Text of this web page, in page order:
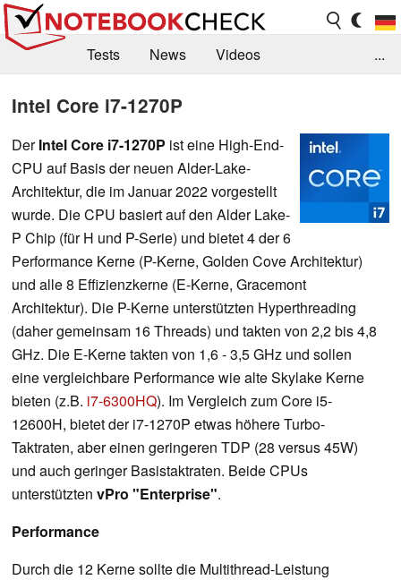
Tests News
Videos
Forum
...
Intel Core i7-1270P
DerIntel Core i7-1270P ist eine High-End-
CPU auf Basis der neuen Alder-Lake-
Architektur, die im Januar 2022 vorgestellt
wurde. Die CPU basiert auf den Alder Lake-
P Chip (für H und P-Serie) und bietet 4 der 6
Performance Kerne (P-Kerne, Golden Cove Architektur)
und alle 8 Effizienzkerne (E-Kerne, Gracemont
Architektur). Die P-Kerne unterstützten Hyperthreading
(daher gemeinsam 16 Threads) und takten von 2,2 bis 4,8
GHz. Die E-Kerne takten von 1,6 - 3,5 GHz und sollen
eine vergleichbare Performance wie alte Skylake Kerne
bieten (z.B. i7-6300HQ). Im Vergleich zum Core i5-
12600H, bietet der i7-1270P etwas höhere Turbo-
Taktraten, aber einen geringeren TDP (28 versus 45W)
und auch geringer Basistaktraten. Beide CPUs
unterstützten vPro "Enterprise".
Performance
Durch die 12 Kerne sollte die Multithread-Leistung